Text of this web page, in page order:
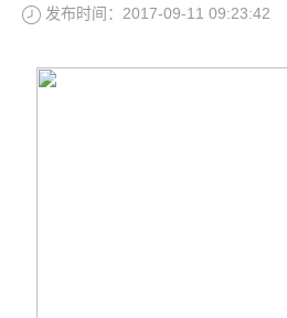
发布时间：2017-09-11 09:23:42